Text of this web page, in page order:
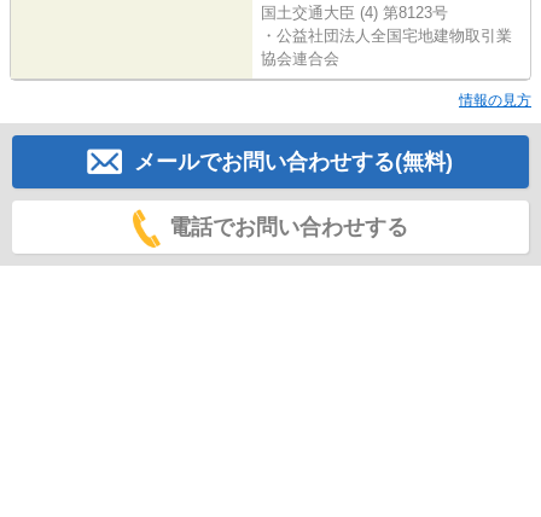
国土交通大臣 (4) 第8123号
・公益社団法人全国宅地建物取引業
協会連合会
情報の見方
メールでお問い合わせする(無料)
電話でお問い合わせする